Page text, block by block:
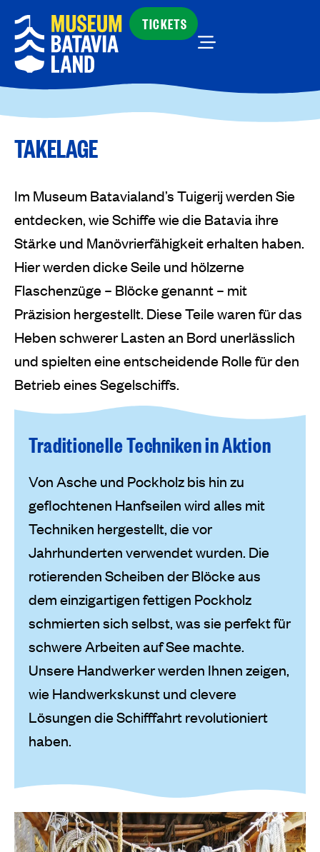
TICKETS
TAKELAGE
Im Museum Batavialand’s Tuigerij werden Sie
entdecken, wie Schiffe wie die Batavia ihre
Stärke und Manövrierfähigkeit erhalten haben.
Hier werden dicke Seile und hölzerne
Flaschenzüge – Blöcke genannt – mit
Präzision hergestellt. Diese Teile waren für das
Heben schwerer Lasten an Bord unerlässlich
und spielten eine entscheidende Rolle für den
Betrieb eines Segelschiffs.
Traditionelle Techniken in Aktion
Von Asche und Pockholz bis hin zu
geflochtenen Hanfseilen wird alles mit
Techniken hergestellt, die vor
Jahrhunderten verwendet wurden. Die
rotierenden Scheiben der Blöcke aus
dem einzigartigen fettigen Pockholz
schmierten sich selbst, was sie perfekt für
schwere Arbeiten auf See machte.
Unsere Handwerker werden Ihnen zeigen,
wie Handwerkskunst und clevere
Lösungen die Schifffahrt revolutioniert
haben.